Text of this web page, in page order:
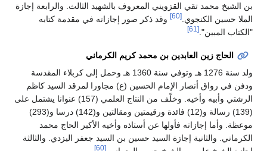
بن الشيخ محمد تقي القزويني المعروف بالشهيد الثالث. والرابعة إجازة
الملا حسين الكنجوي. [60]
وقد ذكر صور إجازاته في مقدمة كتابه
"الكتاب المبين". [61]
الحاج زين العابدين بن محمد كريم الكرماني
ولد سنة 1276 هـ وتوفي سنة 1360 هـ وحمل إلى كربلاء المقدسة
ودفن في رواق أنصار الإمام الحسين (ع) مجاورا لمرقد السيد كاظم
الرشتي وأبيه وأخيه. وخلّف من النتاج العلمي (157) عنوانا يشتمل على
(139) رسالة و(12) فائدة ورقيمتين ومقالتين و(142) درسا و(293)
موعظة. وأما إجازاته فأولها عن أستاذه وأخيه الأكبر الحاج محمد
الكرماني. والثانية إجازة السيد حسين بن السيد جعفر اليزدي. والثالثة
[60]